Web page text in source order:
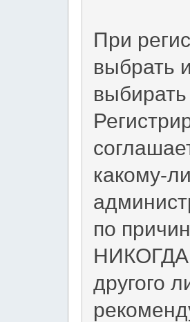
При
выбрать
какому-
по
НИКОГДА
другого